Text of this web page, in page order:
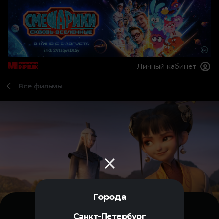
Города
Санкт-Петербург
Личный кабинет
Все фильмы